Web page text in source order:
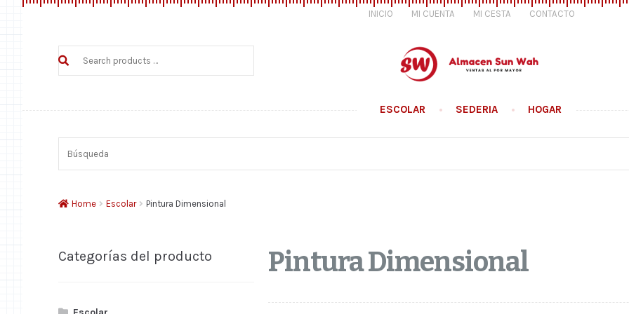
INICIO MI CUENTA MI CESTA CONTACTO
products
ESCOLAR SEDERIA HOGAR
Home Escolar Pintura Dimensional
Pintura Dimensional
Categorías del producto